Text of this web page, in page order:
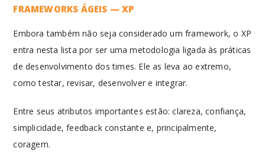
FRAMEWORKS ÁGEIS — XP
Embora também não seja considerado um framework, o XP
entra nesta lista por ser uma metodologia ligada às práticas
de desenvolvimento dos times. Ele as leva ao extremo,
como testar, revisar, desenvolver e integrar.
Entre seus atributos importantes estão: clareza, confiança,
simplicidade, feedback constante e, principalmente,
coragem.